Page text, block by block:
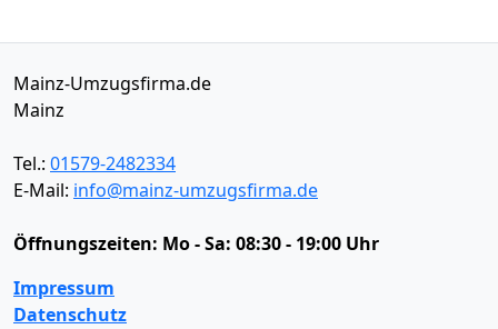
Mainz-Umzugsfirma.de
Mainz
Tel.: 01579-2482334
E-Mail: info@mainz-umzugsfirma.de
Öffnungszeiten: Mo - Sa: 08:30 - 19:00 Uhr
Impressum
Datenschutz